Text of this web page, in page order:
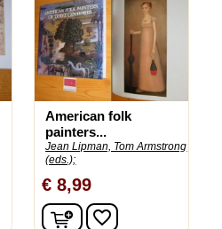
American folk
painters...
Jean Lipman, Tom Armstrong
(eds.);
€ 8,99
In winkelwagen
favorite_border